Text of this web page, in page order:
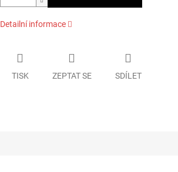
Detailní informace
TISK ZEPTAT SE SDÍLET